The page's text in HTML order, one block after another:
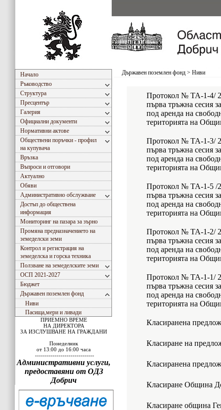
Начало
Ръководство
Структура
Пресцентър
Галерия
Официални документи
Нормативни актове
Обществени поръчки - профил
на купувача
Връзка
Въпроси и отговори
Актуално
Обяви
Административно обслужване
Достъп до обществена
информация
Мониторинг на пазара за зърно
Промяна предназначението на
земеделски земи
Контрол и регистрация на
земеделска и горска техника
Ползване на земеделските земи
ОСП 2021-2027
Бюджет
Държавен поземлен фонд
Ниви
Пасища,мери и ливади
ПРИЕМНО ВРЕМЕ
НА ДИРЕКТОРА
ЗА ИЗСЛУШВАНЕ НА ГРАЖДАНИ
Понеделник
от 13:00 до 16:00 часа
------------------------------
Административни услуги,
предоставяни от ОДЗ
Добрич
Държавен поземлен фонд > Ниви
Протокол № ТА-1-4/
първа тръжна сесия
под аренда на
територията на
Протокол № ТА-1-3/
първа тръжна сесия
под аренда на
територията на
Протокол № ТА-1-5 /
първа тръжна сесия
под аренда на
територията на
Протокол № ТА-1-2/
първа тръжна сесия
под аренда на
територията на
Протокол № ТА-1-1/
първа тръжна сесия
под аренда на
територията на
Класиранена
Класиране на
Класиранена
Класиране Община
Класиране община